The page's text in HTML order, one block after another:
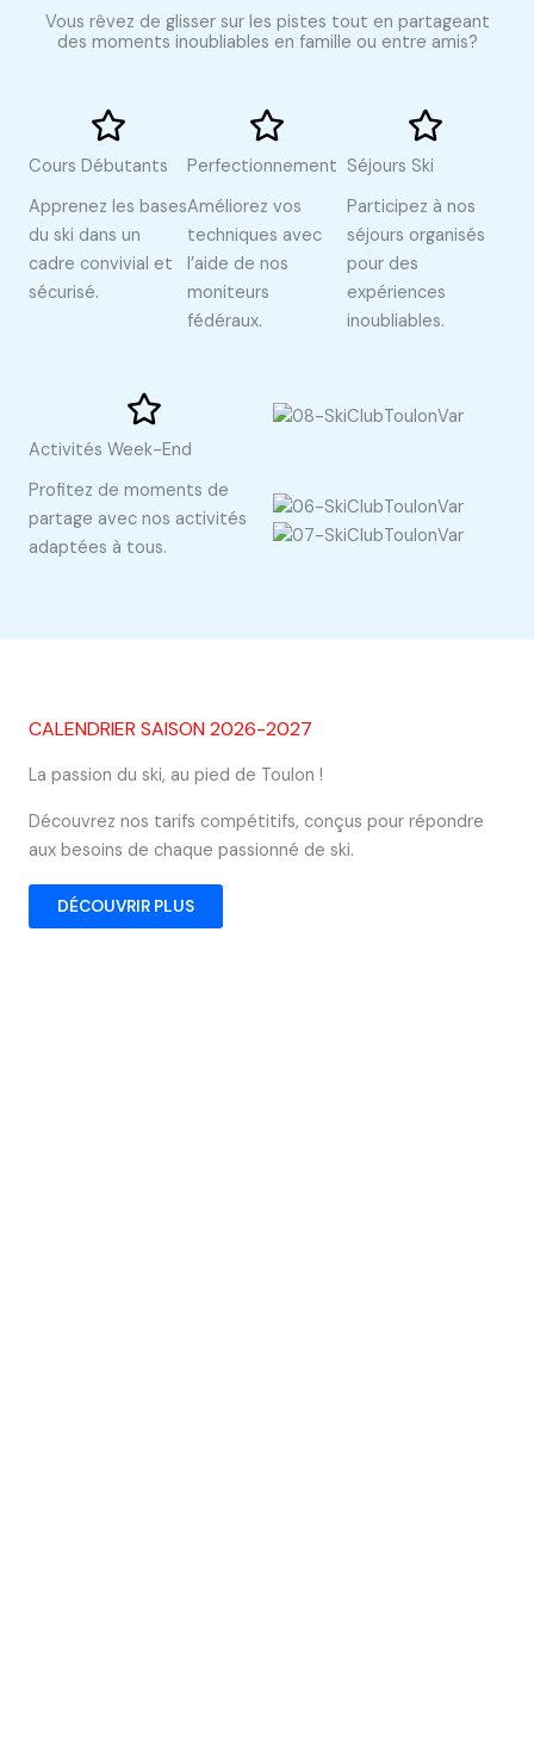
Vous rêvez de glisser sur les pistes tout en partageant
des moments inoubliables en famille ou entre amis?
Cours Débutants
Apprenez les bases
du ski dans un
cadre convivial et
sécurisé.
Perfectionnement
Améliorez vos
techniques avec
l’aide de nos
moniteurs
fédéraux.
Séjours Ski
Participez à nos
séjours organisés
pour des
expériences
inoubliables.
Activités Week-End
Profitez de moments de
partage avec nos activités
adaptées à tous.
CALENDRIER SAISON 2026-2027
La passion du ski, au pied de Toulon !
Découvrez nos tarifs compétitifs, conçus pour répondre
aux besoins de chaque passionné de ski.
DÉCOUVRIR PLUS